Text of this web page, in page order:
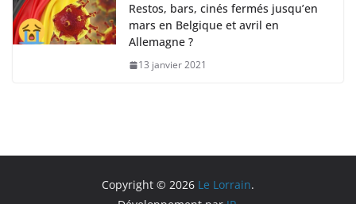
Restos, bars, cinés fermés jusqu’en
mars en Belgique et avril en
Allemagne ?
13 janvier 2021
Copyright © 2026 Le Lorrain.